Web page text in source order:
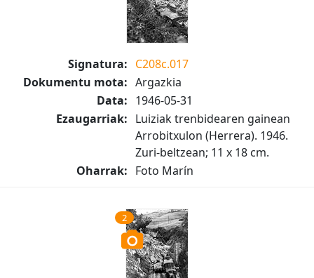
Signatura: C208c.017
Dokumentu mota: Argazkia
Data: 1946-05-31
Ezaugarriak: Luiziak trenbidearen gainean
Arrobitxulon (Herrera). 1946.
Zuri-beltzean; 11 x 18 cm.
Oharrak: Foto Marín
2